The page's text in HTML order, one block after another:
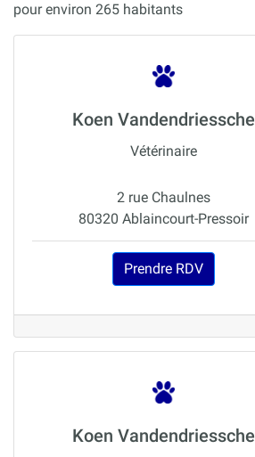
pour environ 265 habitants
Koen Vandendriessche
Vétérinaire
2 rue Chaulnes
80320 Ablaincourt-Pressoir
Prendre RDV
Koen Vandendriessche